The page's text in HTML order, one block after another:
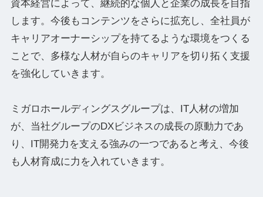
資本経営によって、継続的な個人と企業の成長を目指
します。今後もコンテンツをさらに拡充し、全社員が
キャリアオーナーシップを持てるような環境をつくる
ことで、多様な人材が自らのキャリアを切り拓く支援
を強化していきます。
ミガロホールディングスグループは、IT人材の増加
が、当社グループのDXビジネスの成長の原動力であ
り、IT開発力を支える強みの一つであると考え、今後
も人材育成に力を入れていきます。